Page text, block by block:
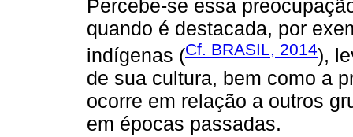
Percebe-se essa
quando é destacada, por
indígenas (Cf. BRASIL, 2014),
de sua cultura, bem como a
ocorre em relação a outros
em épocas passadas.